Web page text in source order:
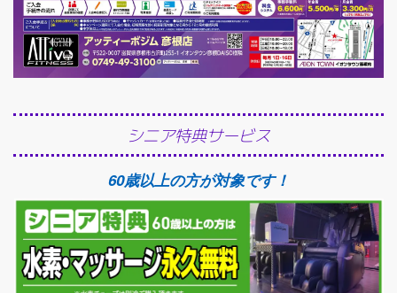
シニア特典サービス
60歳以上の方が対象です！